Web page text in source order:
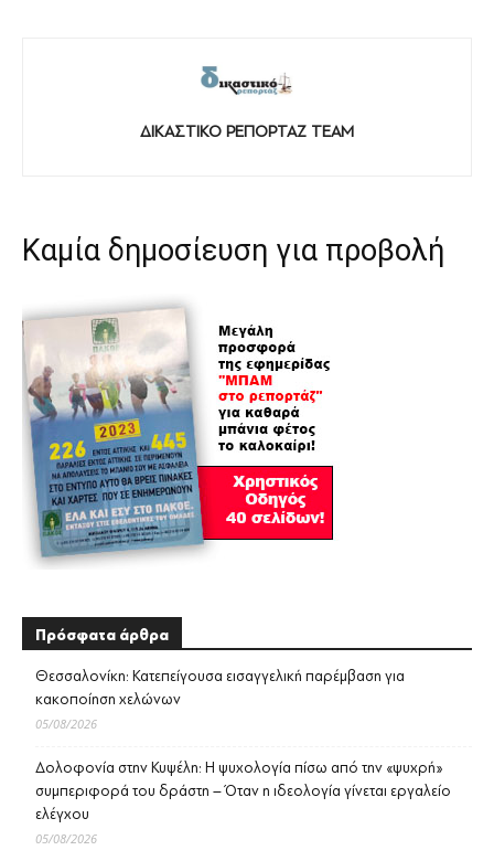
ΔΙΚΑΣΤΙΚΟ ΡΕΠΟΡΤΑΖ TEAM
Καμία δημοσίευση για προβολή
Πρόσφατα άρθρα
Θεσσαλονίκη: Κατεπείγουσα εισαγγελική παρέμβαση για
κακοποίηση χελώνων
05/08/2026
Δολοφονία στην Κυψέλη: Η ψυχολογία πίσω από την «ψυχρή»
συμπεριφορά του δράστη – Όταν η ιδεολογία γίνεται εργαλείο
ελέγχου
05/08/2026